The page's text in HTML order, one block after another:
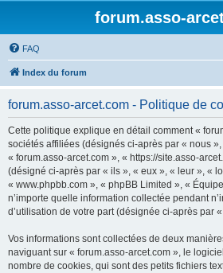
forum.asso-
FAQ
Index du forum
forum.asso-arcet.com - Politique de
Cette politique explique en détail comment «
sociétés affiliées (désignés ci-après par « nous
« forum.asso-arcet.com », « https://site.asso-
(désigné ci-après par « ils », « eux », « leur », «
« www.phpbb.com », « phpBB Limited », «
n’importe quelle information collectée pendant
d’utilisation de votre part (désignée ci-après par
Vos informations sont collectées de deux
naviguant sur « forum.asso-arcet.com », le
nombre de cookies, qui sont des petits fichiers